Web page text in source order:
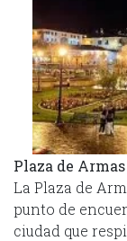
Plaza de
La Plaza de
punto de
ciudad que